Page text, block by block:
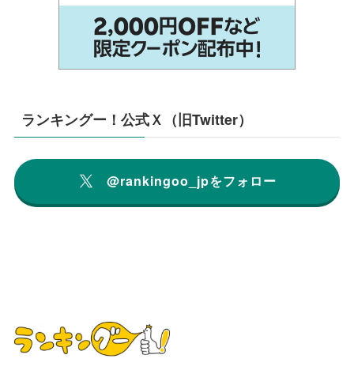
ランキングー！公式Ｘ（旧Twitter）
@rankingoo_jpをフォロー